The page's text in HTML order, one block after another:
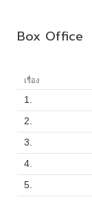
Box Office
เรื่อง
1.
2.
3.
4.
5.